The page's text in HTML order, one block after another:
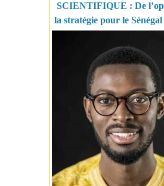
SCIENTIFIQUE : De
la stratégie pour le